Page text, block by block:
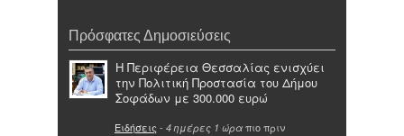
Πρόσφατες Δημοσιεύσεις
Η Περιφέρεια Θεσσαλίας ενισχύει
την Πολιτική Προστασία του Δήμου
Σοφάδων με 300.000 ευρώ
Ειδήσεις - 4 ημέρες 1 ώρα πιο πριν